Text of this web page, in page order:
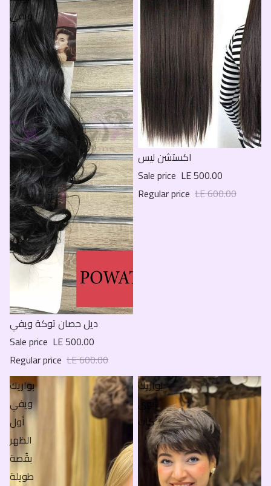
ويفي
Sale
ديل حصان توكة ويفي
Sale price LE 500.00
Regular price LE 600.00
Sale
اكستشن ليس
Sale price LE 500.00
Regular price LE 600.00
بواريك
ويفي
أول
الظهر
بقُصة
طويلة
بواريك
بوي
كات